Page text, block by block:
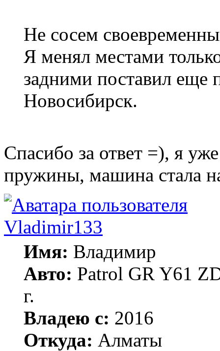
Не сосем
Я менял местами
задними поставил еще
Новосибирск.
Спасибо за ответ =), я
пружины, машина стала
Vladimir133
Имя: Владимир
Авто: Patrol GR Y61
г.
Владею с: 2016
Откуда: Алматы